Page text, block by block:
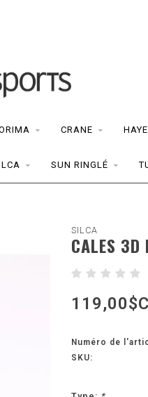
CRANE
SUN RINGLÉ
SILCA
CALES 3D
Numéro de
SKU: